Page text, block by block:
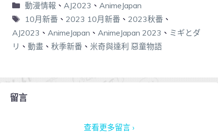
動漫情報 、 AJ2023 、 AnimeJapan
10月新番 、 2023 10月新番 、 2023秋番 、
AJ2023 、 AnimeJapan 、 AnimeJapan 2023 、 ミギとダ
リ 、 動畫 、 秋季新番 、 米奇與達利 惡童物語
留言
查看更多留言 ›